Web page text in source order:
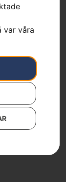
var våra